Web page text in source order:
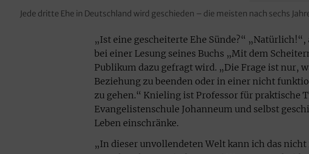
Jede dritte Ehe in Deutschland wird geschieden – die meisten nach sechs
„Ist eine gescheiterte Ehe Sünde?“
bei einer Lesung seines Buchs „Mit dem
Publikum dazu gefragt wird. „Die Frage ist nur,
Beziehung zu beenden oder in einer nicht
zu gehen.“ Knieling ist Professor für praktische
Evangelistenschule Johanneum und selbst
Leben einschränke.
„In dieser unvollendeten Welt kann ich das